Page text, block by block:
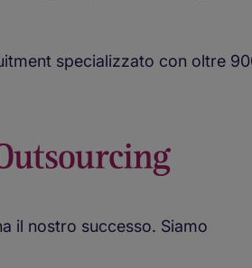
specializzato con oltre
il nostro successo. Siamo